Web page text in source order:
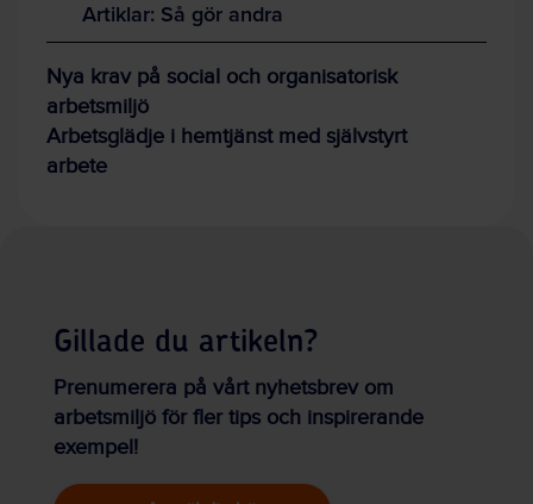
Artiklar: Så gör andra
Nya krav på social och organisatorisk
arbetsmiljö
Arbetsglädje i hemtjänst med självstyrt
arbete
Gillade du artikeln?
Prenumerera på vårt nyhetsbrev om
arbetsmiljö för fler tips och inspirerande
exempel!